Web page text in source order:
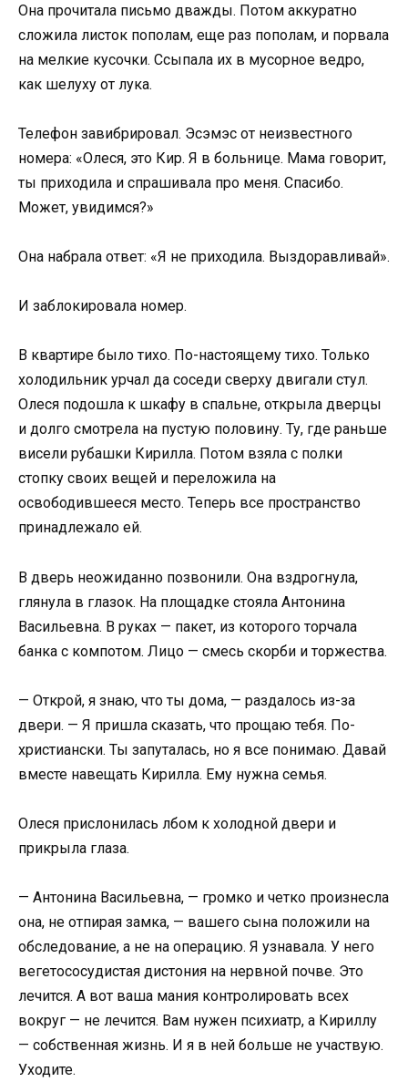
Она прочитала письмо дважды. Потом аккуратно
сложила листок пополам, еще раз пополам, и порвала
на мелкие кусочки. Ссыпала их в мусорное ведро,
как шелуху от лука.
Телефон завибрировал. Эсэмэс от неизвестного
номера: «Олеся, это Кир. Я в больнице. Мама говорит,
ты приходила и спрашивала про меня. Спасибо.
Может, увидимся?»
Она набрала ответ: «Я не приходила. Выздоравливай».
И заблокировала номер.
В квартире было тихо. По-настоящему тихо. Только
холодильник урчал да соседи сверху двигали стул.
Олеся подошла к шкафу в спальне, открыла дверцы
и долго смотрела на пустую половину. Ту, где раньше
висели рубашки Кирилла. Потом взяла с полки
стопку своих вещей и переложила на
освободившееся место. Теперь все пространство
принадлежало ей.
В дверь неожиданно позвонили. Она вздрогнула,
глянула в глазок. На площадке стояла Антонина
Васильевна. В руках — пакет, из которого торчала
банка с компотом. Лицо — смесь скорби и торжества.
— Открой, я знаю, что ты дома, — раздалось из-за
двери. — Я пришла сказать, что прощаю тебя. По-
христиански. Ты запуталась, но я все понимаю. Давай
вместе навещать Кирилла. Ему нужна семья.
Олеся прислонилась лбом к холодной двери и
прикрыла глаза.
— Антонина Васильевна, — громко и четко произнесла
она, не отпирая замка, — вашего сына положили на
обследование, а не на операцию. Я узнавала. У него
вегетососудистая дистония на нервной почве. Это
лечится. А вот ваша мания контролировать всех
вокруг — не лечится. Вам нужен психиатр, а Кириллу
— собственная жизнь. И я в ней больше не участвую.
Уходите.